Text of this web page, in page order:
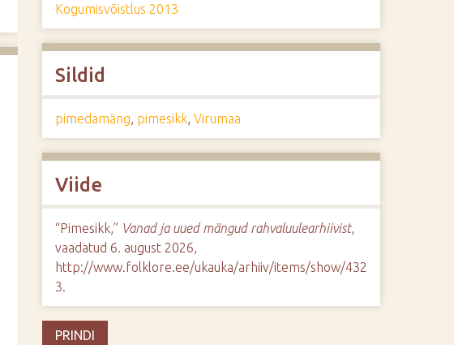
Kogumisvõistlus 2013
Sildid
pimedamäng, pimesikk, Virumaa
Viide
“Pimesikk,” Vanad ja uued mängud rahvaluulearhiivist,
vaadatud 6. august 2026,
http://www.folklore.ee/ukauka/arhiiv/items/show/432
3.
PRINDI